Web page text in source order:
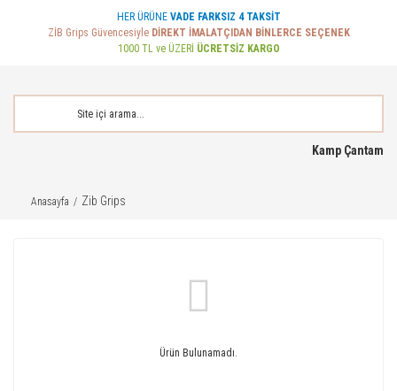
HER ÜRÜNE VADE FARKSIZ 4 TAKSİT
ZİB Grips Güvencesiyle DİREKT İMALATÇIDAN BİNLERCE SEÇENEK
1000 TL ve ÜZERİ ÜCRETSİZ KARGO
Kamp Çantam
Anasayfa Zib Grips
Ürün Bulunamadı.